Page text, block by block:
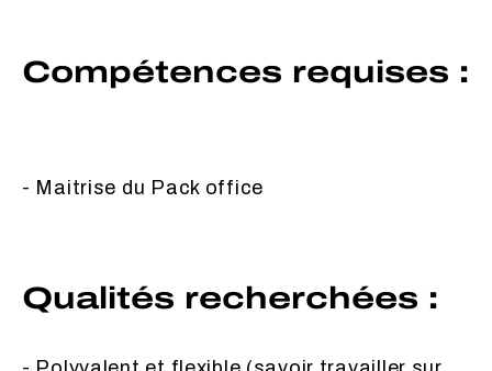
Compétences requises :
- Maitrise du Pack office
Qualités recherchées :